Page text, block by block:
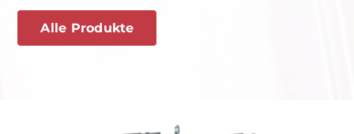
Alle Produkte